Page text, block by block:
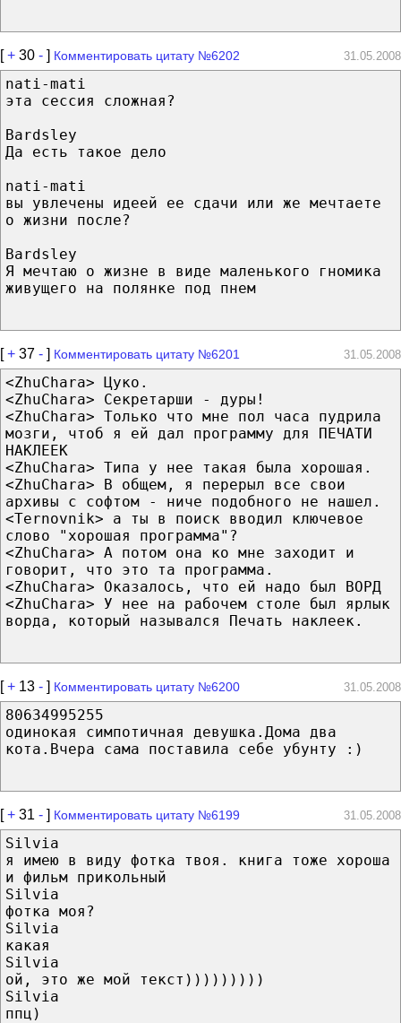
[+ 30 - ] Комментировать цитату №6202 31.05.2008
nati-mati
эта сессия сложная?
Bardsley
Да есть такое дело
nati-mati
вы увлечены идеей ее сдачи или же мечтаете
о жизни после?
Bardsley
Я мечтаю о жизне в виде маленького гномика
живущего на полянке под пнем
[+ 37 - ] Комментировать цитату №6201 31.05.2008
<ZhuChara> Цуко.
<ZhuChara> Секретарши - дуры!
<ZhuChara> Только что мне пол часа пудрила
мозги, чтоб я ей дал программу для ПЕЧАТИ
НАКЛЕЕК
<ZhuChara> Типа у нее такая была хорошая.
<ZhuChara> В общем, я перерыл все свои
архивы с софтом - ниче подобного не нашел.
<Ternovnik> а ты в поиск вводил ключевое
слово "хорошая программа"?
<ZhuChara> А потом она ко мне заходит и
говорит, что это та программа.
<ZhuChara> Оказалось, что ей надо был ВОРД
<ZhuChara> У нее на рабочем столе был ярлык
ворда, который назывался Печать наклеек.
[+ 13 - ] Комментировать цитату №6200 31.05.2008
80634995255
одинокая симпотичная девушка.Дома два
кота.Вчера сама поставила себе убунту :)
[+ 31 - ] Комментировать цитату №6199 31.05.2008
Silvia
я имею в виду фотка твоя. книга тоже хороша
и фильм прикольный
Silvia
фотка моя?
Silvia
какая
Silvia
ой, это же мой текст)))))))))
Silvia
ппц)